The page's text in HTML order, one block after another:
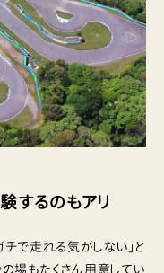
するのもアリ
チで走れる気がしない」と
場もたくさん用意してい